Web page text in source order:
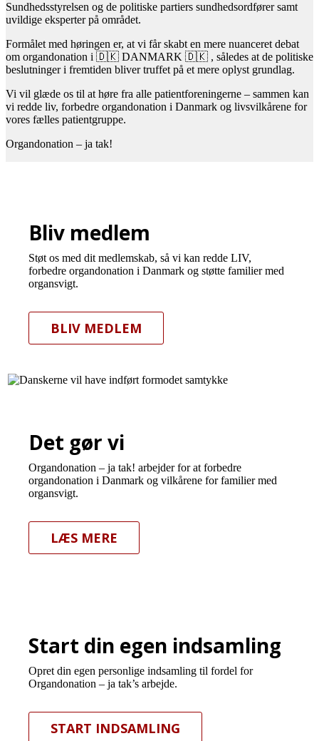
Sundhedsstyrelsen og de politiske partiers sundhedsordfører samt
uvildige eksperter på området.
Formålet med høringen er, at vi får skabt en mere nuanceret debat
om organdonation i 🇩🇰 DANMARK 🇩🇰 , således at de politiske
beslutninger i fremtiden bliver truffet på et mere oplyst grundlag.
Vi vil glæde os til at høre fra alle patientforeningerne – sammen kan
vi redde liv, forbedre organdonation i Danmark og livsvilkårene for
vores fælles patientgruppe.
Organdonation – ja tak!
Bliv medlem
Støt os med dit medlemskab, så vi kan redde LIV,
forbedre organdonation i Danmark og støtte familier med
organsvigt.
BLIV MEDLEM
Det gør vi
Organdonation – ja tak! arbejder for at forbedre
organdonation i Danmark og vilkårene for familier med
organsvigt.
LÆS MERE
Start din egen indsamling
Opret din egen personlige indsamling til fordel for
Organdonation – ja tak’s arbejde.
START INDSAMLING